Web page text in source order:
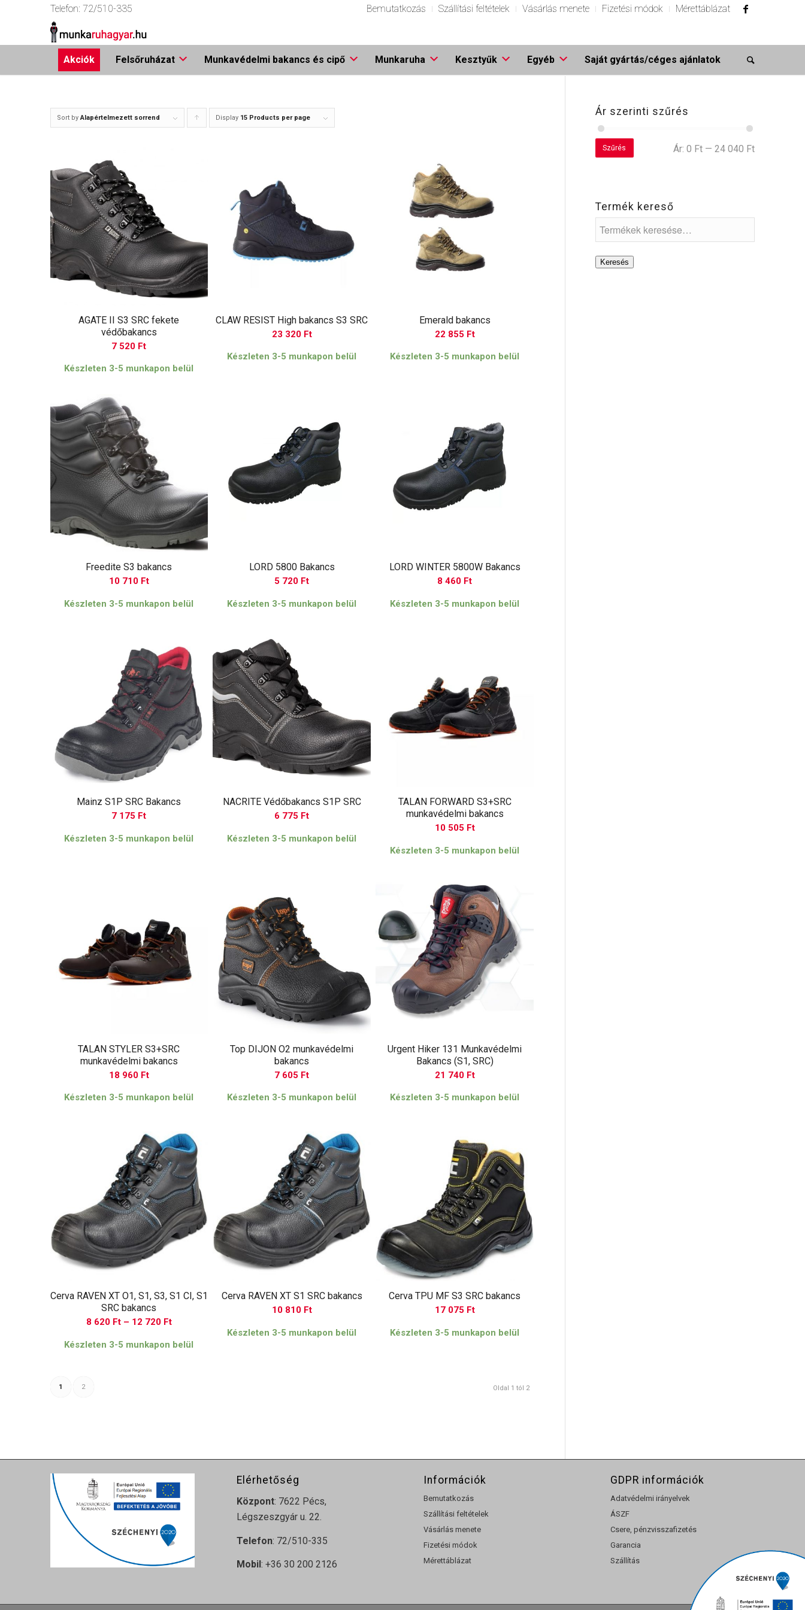
Bemutatkozás Szállítási feltételek Vásárlás menete Fizetési módok Mérettáblázat
Telefon: 72/510-335
Akciók Felsőruházat Munkavédelmi bakancs és cipő Munkaruha Kesztyűk Egyéb Saját gyártás/céges ajánlatok
Sort byAlapértelmezett sorrend Click
Display 15 Products per page
AGATE II S3 SRC fekete
védőbakancs
7 520 Ft
Készleten 3-5 munkapon belül
CLAW RESIST High bakancs S3 SRC
23 320 Ft
Készleten 3-5 munkapon belül
Emerald bakancs
22 855 Ft
Készleten 3-5 munkapon belül
Freedite S3 bakancs
10 710 Ft
Készleten 3-5 munkapon belül
LORD 5800 Bakancs
5 720 Ft
Készleten 3-5 munkapon belül
LORD WINTER 5800W Bakancs
8 460 Ft
Készleten 3-5 munkapon belül
Mainz S1P SRC Bakancs
7 175 Ft
Készleten 3-5 munkapon belül
NACRITE Védőbakancs S1P SRC
6 775 Ft
Készleten 3-5 munkapon belül
TALAN FORWARD S3+SRC
munkavédelmi bakancs
10 505 Ft
Készleten 3-5 munkapon belül
TALAN STYLER S3+SRC
munkavédelmi bakancs
18 960 Ft
Készleten 3-5 munkapon belül
Top DIJON O2 munkavédelmi
bakancs
7 605 Ft
Készleten 3-5 munkapon belül
Urgent Hiker 131 Munkavédelmi
Bakancs (S1, SRC)
21 740 Ft
Készleten 3-5 munkapon belül
Cerva RAVEN XT O1, S1, S3, S1 CI, S1
SRC bakancs
8 620 Ft – 12 720 FtÁrtartomány:
620 Ft
Készleten 3-5 munkapon belül
Cerva RAVEN XT S1 SRC bakancs
10 810 Ft
Készleten 3-5 munkapon belül
Cerva TPU MF S3 SRC bakancs
17 075 Ft
Készleten 3-5 munkapon belül
Oldal 1 tól 2
1 2
Ár szerinti szűrés
Szűrés Ár:0 Ft — 24 040 Ft
Termék kereső
Keresés
Elérhetőség
Központ: 7622 Pécs,
Légszeszgyár u. 22.
Telefon: 72/510-335
Mobil: +36 30 200 2126
Információk
Bemutatkozás
Szállítási feltételek
Vásárlás menete
Fizetési módok
Mérettáblázat
GDPR információk
Adatvédelmi irányelvek
ÁSZF
Csere, pénzvisszafizetés
Garancia
Szállítás